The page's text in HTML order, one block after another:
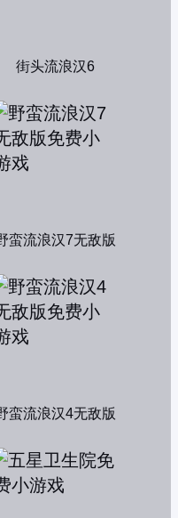
街头流浪汉6
蛮流浪汉7无敌版
蛮流浪汉4无敌版